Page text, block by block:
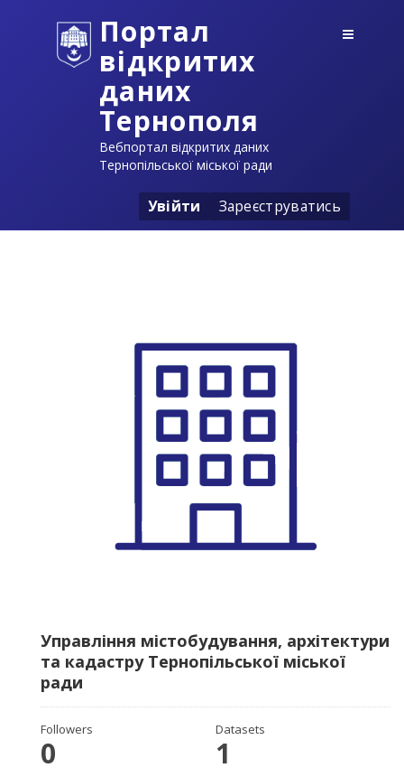
Портал
відкритих
даних
Тернополя
Вебпортал відкритих даних
Тернопільської міської ради
Увійти Зареєструватись
Управління містобудування, архітектури
та кадастру Тернопільської міської
ради
Followers
0
Datasets
1